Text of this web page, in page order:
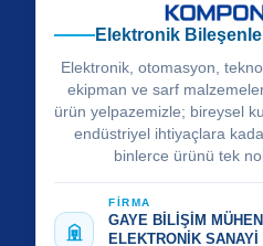
Elektronik
Elektronik, otomasyon,
ekipman ve sarf
ürün yelpazemizle; bireysel
endüstriyel ihtiyaçlara
binlerce ürünü tek
FİRMA
GAYE BİLİŞİM
ELEKTRONİK